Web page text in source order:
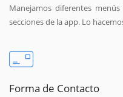
Manejamos diferentes
secciones de la app. Lo
Forma de Contacto